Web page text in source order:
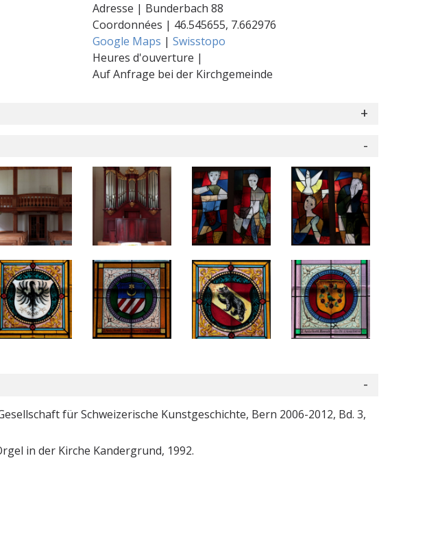
Adresse | Bunderbach 88
Coordonnées | 46.545655, 7.662976
Google Maps | Swisstopo
Heures d'ouverture |
Auf Anfrage bei der Kirchgemeinde
für Schweizerische Kunstgeschichte, Bern 2006-2012, Bd. 3,
in der Kirche Kandergrund, 1992.